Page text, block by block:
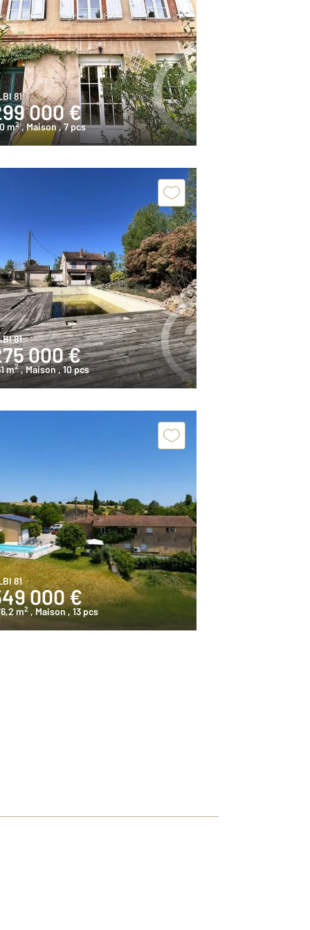
81
000 €
m2 , Maison, 7 pcs
81
000 €
m2 , Maison, 10 pcs
81
000 €
m2 , Maison, 13 pcs